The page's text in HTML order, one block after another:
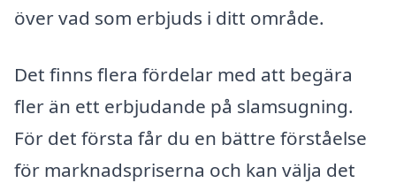
över vad som erbjuds i ditt område.
Det finns flera fördelar med att begära
fler än ett erbjudande på slamsugning.
För det första får du en bättre förståelse
för marknadspriserna och kan välja det